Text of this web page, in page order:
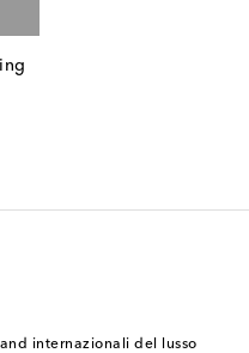
internazionali del lusso